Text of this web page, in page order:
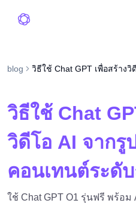
blog
วิธีใช้ Chat
วิดีโอ AI จากรู
คอนเทนต์ระดั
ใช้ Chat GPT O1 รุ่นฟรี พร้อม